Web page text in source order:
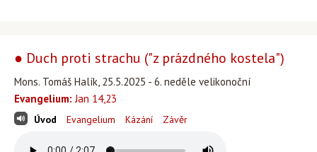
● Duch proti strachu ("z prázdného kostela")
Mons. Tomáš Halík, 25.5.2025 - 6. neděle velikonoční
Evangelium: Jan 14,23
Úvod Evangelium Kázání Závěr